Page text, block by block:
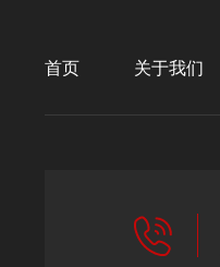
首页 关于我们